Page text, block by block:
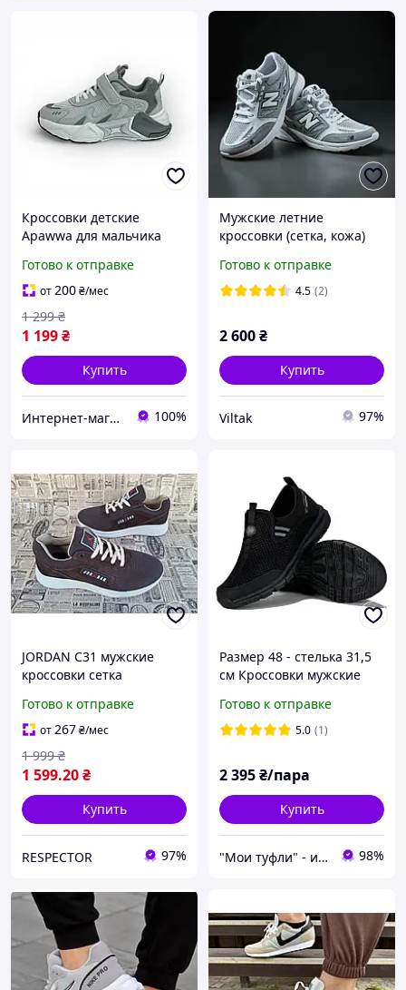
Кроссовки детские
Apawwa для мальчика
размер 31 (19.5 см)
Готово к отправке
от200₴/мес
1 199₴
1 299 ₴
Купить
Интернет-магазин детской одежды и обуви 100%
Мужские летние
кроссовки (сетка, кожа)
дышащие на лето для
мужчин, размеры 40-45
Готово к отправке
4.5 (2)
2 600₴
Купить
Viltak 97%
JORDAN С31 мужские
кроссовки сетка
Готово к отправке
от267₴/мес
1 599.20₴
1 999 ₴
Купить
RESPECTOR 97%
Размер 48 - стелька 31,5
см Кроссовки мужские
летние, текстиль сетка,
черные Restime 24821
Готово к отправке
5.0 (1)
2 395₴/пара
Купить
"Мои туфли" - интернет магазин обуви на все случаи жизни. 98%